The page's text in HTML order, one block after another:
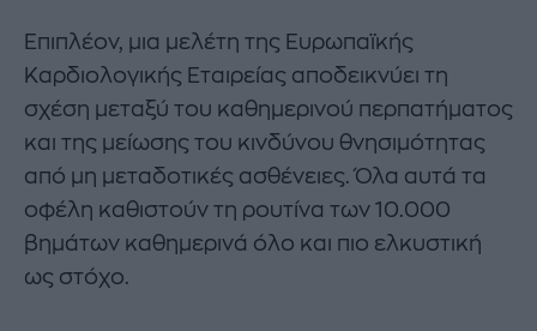
Επιπλέον, μια μελέτη της Ευρωπαϊκής
Καρδιολογικής Εταιρείας αποδεικνύει τη
σχέση μεταξύ του καθημερινού περπατήματος
και της μείωσης του κινδύνου θνησιμότητας
από μη μεταδοτικές ασθένειες. Όλα αυτά τα
οφέλη καθιστούν τη ρουτίνα των 10.000
βημάτων καθημερινά όλο και πιο ελκυστική
ως στόχο.